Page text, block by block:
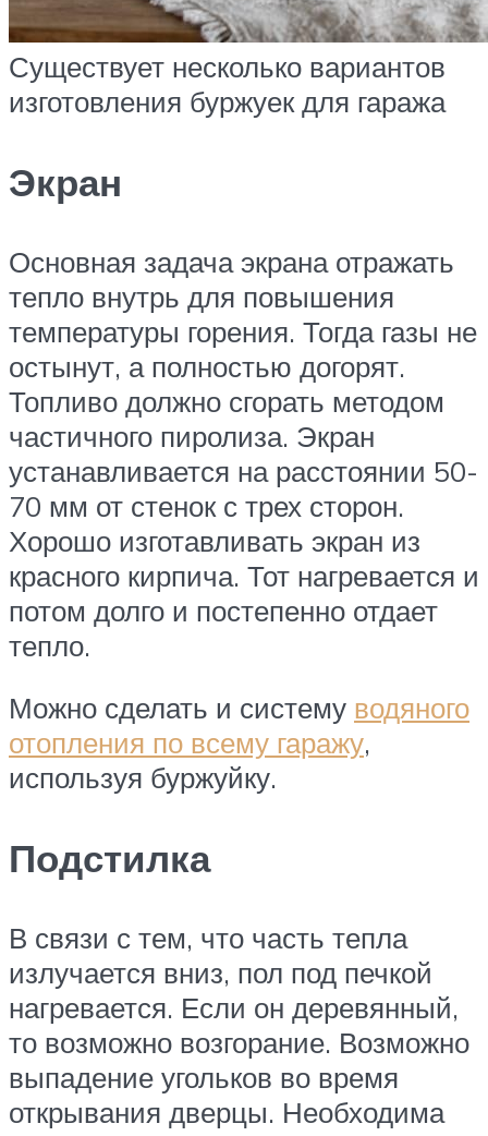
Существует несколько вариантов
изготовления буржуек для гаража
Экран
Основная задача экрана отражать
тепло внутрь для повышения
температуры горения. Тогда газы не
остынут, а полностью догорят.
Топливо должно сгорать методом
частичного пиролиза. Экран
устанавливается на расстоянии 50-
70 мм от стенок с трех сторон.
Хорошо изготавливать экран из
красного кирпича. Тот нагревается и
потом долго и постепенно отдает
тепло.
Можно сделать и систему водяного
отопления по всему гаражу,
используя буржуйку.
Подстилка
В связи с тем, что часть тепла
излучается вниз, пол под печкой
нагревается. Если он деревянный,
то возможно возгорание. Возможно
выпадение угольков во время
открывания дверцы. Необходима